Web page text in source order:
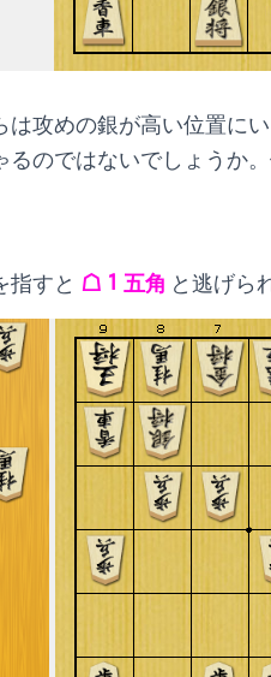
は攻めの銀が高い位置に
るのではないでしょうか
指すと ☖１五角 と逃げら